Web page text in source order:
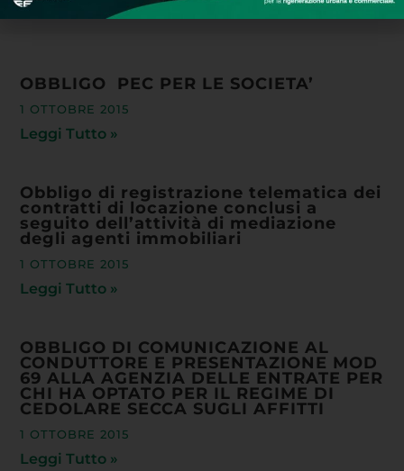
OBBLIGO PEC PER LE SOCIETA’
1 OTTOBRE 2015
Leggi Tutto »
Obbligo di registrazione telematica dei
contratti di locazione conclusi a
seguito dell’attività di mediazione
degli agenti immobiliari
1 OTTOBRE 2015
Leggi Tutto »
OBBLIGO DI COMUNICAZIONE AL
CONDUTTORE E PRESENTAZIONE MOD
69 ALLA AGENZIA DELLE ENTRATE PER
CHI HA OPTATO PER IL REGIME DI
CEDOLARE SECCA SUGLI AFFITTI
1 OTTOBRE 2015
Leggi Tutto »